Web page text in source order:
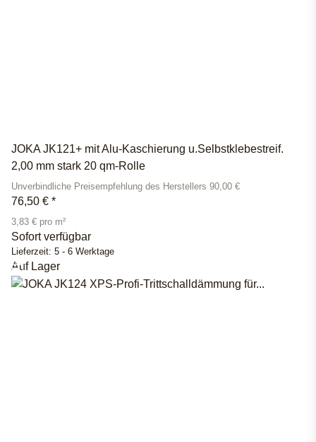
JOKA JK121+ mit Alu-Kaschierung u.Selbstklebestreif.
2,00 mm stark 20 qm-Rolle
Unverbindliche Preisempfehlung des Herstellers 90,00 €
76,50 € *
3,83 € pro m²
Sofort verfügbar
Lieferzeit: 5 - 6 Werktage
Auf Lager